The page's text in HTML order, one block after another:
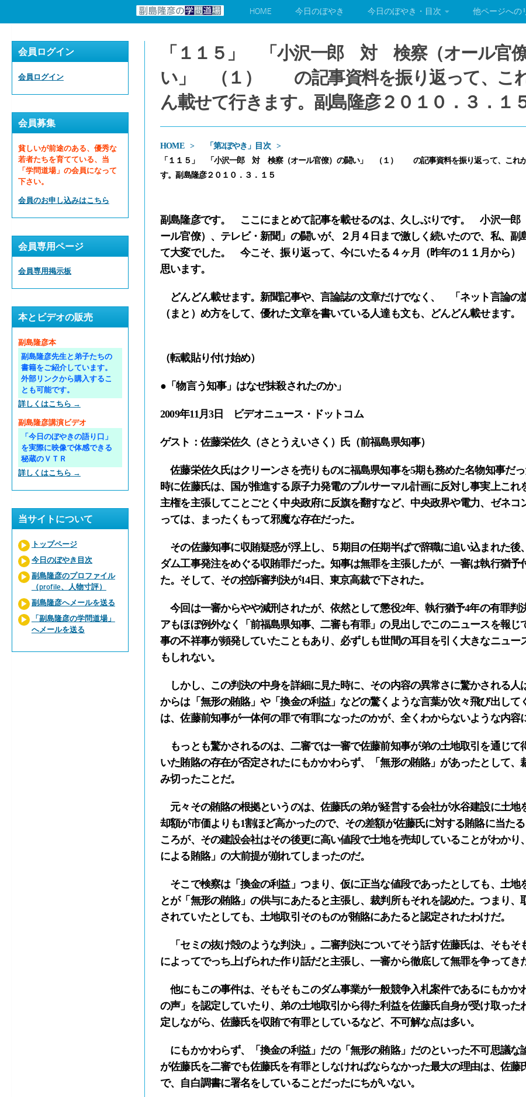
HOME 今日のぼやき 今日のぼやき・目次 他ページへの
「１１５」 「小沢一郎 対 検察（オール官
い」 （１） の記事資料を振り返って、こ
ん載せて行きます。副島隆彦２０１０．３．１
HOME
「第2ぼやき」目次
「１１５」 「小沢一郎 対 検察（オール官僚）の闘い」 （１） の記事資料を振り返って、これか
す。副島隆彦２０１０．３．１５
副島隆彦です。 ここにまとめて記事を載せるのは、久しぶりです。 小沢一
ール官僚）、テレビ・新聞」の闘いが、２月４日まで激しく続いたので、私、副
て大変でした。 今こそ、振り返って、今にいたる４ヶ月（昨年の１１月から
思います。
どんどん載せます。新聞記事や、言論誌の文章だけでなく、 「ネット言論の
（まと）め方をして、優れた文章を書いている人達も文も、どんどん載せます
（転載貼り付け始め）
●「物言う知事」はなぜ抹殺されたのか」
2009年11月3日 ビデオニュース・ドットコム
ゲスト：佐藤栄佐久（さとうえいさく）氏（前福島県知事）
佐藤栄佐久氏はクリーンさを売りものに福島県知事を5期も務めた名物知事だ
時に佐藤氏は、国が推進する原子力発電のプルサーマル計画に反対し事実上これ
主権を主張してことごとく中央政府に反旗を翻すなど、中央政界や電力、ゼネコ
っては、まったくもって邪魔な存在だった。
その佐藤知事に収賄疑惑が浮上し、５期目の任期半ばで辞職に追い込まれた後
ダム工事発注をめぐる収賄罪だった。知事は無罪を主張したが、一審は執行猶予
た。そして、その控訴審判決が14日、東京高裁で下された。
今回は一審からやや減刑されたが、依然として懲役2年、執行猶予4年の有罪判
アもほぼ例外なく「前福島県知事、二審も有罪」の見出しでこのニュースを報じ
事の不祥事が頻発していたこともあり、必ずしも世間の耳目を引く大きなニュー
もしれない。
しかし、この判決の中身を詳細に見た時に、その内容の異常さに驚かされる人
からは「無形の賄賂」や「換金の利益」などの驚くような言葉が次々飛び出して
は、佐藤前知事が一体何の罪で有罪になったのかが、全くわからないような内容
もっとも驚かされるのは、二審では一審で佐藤前知事が弟の土地取引を通じて
いた賄賂の存在が否定されたにもかかわらず、「無形の賄賂」があったとして、
み切ったことだ。
元々その賄賂の根拠というのは、佐藤氏の弟が経営する会社が水谷建設に土地
却額が市価よりも1割ほど高かったので、その差額が佐藤氏に対する賄賂に当た
ころが、その建設会社はその後更に高い値段で土地を売却していることがわかり
による賄賂」の大前提が崩れてしまったのだ。
そこで検察は「換金の利益」つまり、仮に正当な値段であったとしても、土地
とが「無形の賄賂」の供与にあたると主張し、裁判所もそれを認めた。つまり、
されていたとしても、土地取引そのものが賄賂にあたると認定されたわけだ。
「セミの抜け殻のような判決」。二審判決についてそう話す佐藤氏は、そもそ
によってでっち上げられた作り話だと主張し、一審から徹底して無罪を争ってき
他にもこの事件は、そもそもこのダム事業が一般競争入札案件であるにもかか
の声」を認定していたり、弟の土地取引から得た利益を佐藤氏自身が受け取った
定しながら、佐藤氏を収賄で有罪としているなど、不可解な点は多い。
にもかかわらず、「換金の利益」だの「無形の賄賂」だのといった不可思議な
が佐藤氏を二審でも佐藤氏を有罪としなければならなかった最大の理由は、佐藤
で、自白調書に署名をしていることだったにちがいない。
会員ログイン
会員ログイン
会員募集
貧しいが前途のある、優秀な
若者たちを育てている、当
「学問道場」の会員になって
下さい。
会員のお申し込みはこちら
会員専用ページ
会員専用掲示板
本とビデオの販売
副島隆彦本
副島隆彦先生と弟子たちの
書籍をご紹介しています。
外部リンクから購入するこ
とも可能です。
詳しくはこちら →
副島隆彦講演ビデオ
「今日のぼやきの語り口」
を実際に映像で体感できる
秘蔵のＶＴＲ
詳しくはこちら →
当サイトについて
トップページ
今日のぼやき目次
副島隆彦のプロファイル
（profile、人物寸評）
副島隆彦へメールを送る
「副島隆彦の学問道場」
へメールを送る